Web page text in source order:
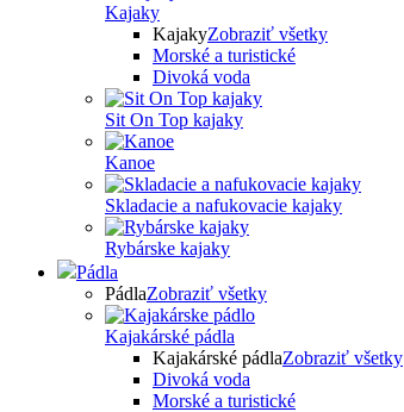
Kajaky
KajakyZobraziť všetky
Morské a turistické
Divoká voda
Sit On Top kajaky
Kanoe
Skladacie a nafukovacie kajaky
Rybárske kajaky
Pádla
PádlaZobraziť všetky
Kajakárské pádla
Kajakárské pádlaZobraziť všetky
Divoká voda
Morské a turistické